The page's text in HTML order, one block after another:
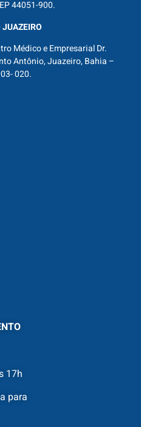
44051-900.
Médico e Empresarial Dr.
Antônio, Juazeiro, Bahia –
020.
17h
para